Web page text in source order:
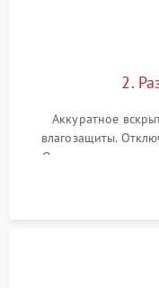
2.
Аккуратное
влагозащиты.
Очистка
обработка